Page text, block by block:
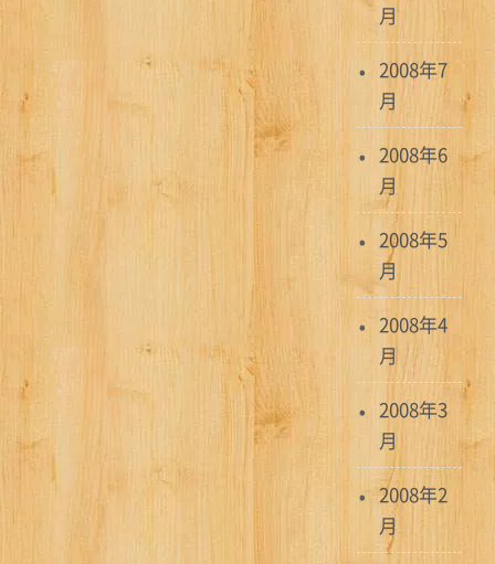
月
2008年7
月
2008年6
月
2008年5
月
2008年4
月
2008年3
月
2008年2
月